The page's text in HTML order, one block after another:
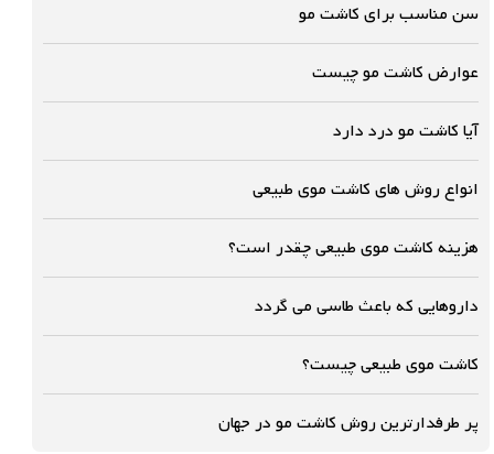
سن مناسب برای کاشت مو
عوارض کاشت مو چیست
آیا کاشت مو درد دارد
انواع روش های کاشت موی طبیعی
هزینه کاشت موی طبیعی چقدر است؟
داروهایی که باعث طاسی می گردد
کاشت موی طبیعی چیست؟
پر طرفدارترین روش کاشت مو در جهان